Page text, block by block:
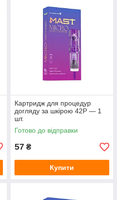
Картридж для процедур
догляду за шкірою 42P — 1
шт.
Готово до відправки
57 ₴
Купити